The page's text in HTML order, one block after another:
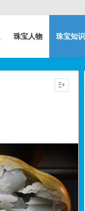
珠宝人物 珠宝知识